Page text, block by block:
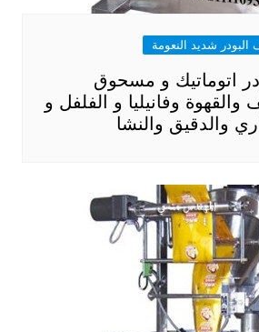
البودر شديد النعومة
اتوماتيك و مسحوق
والقهوة وفانيليا و الفلفل و
والدقيق والنشا